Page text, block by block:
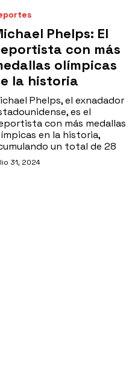
Phelps: El
con más
olímpicas
la historia
Phelps, el exnadador
es el
con más medallas
en la historia,
un total de 28
31, 2024